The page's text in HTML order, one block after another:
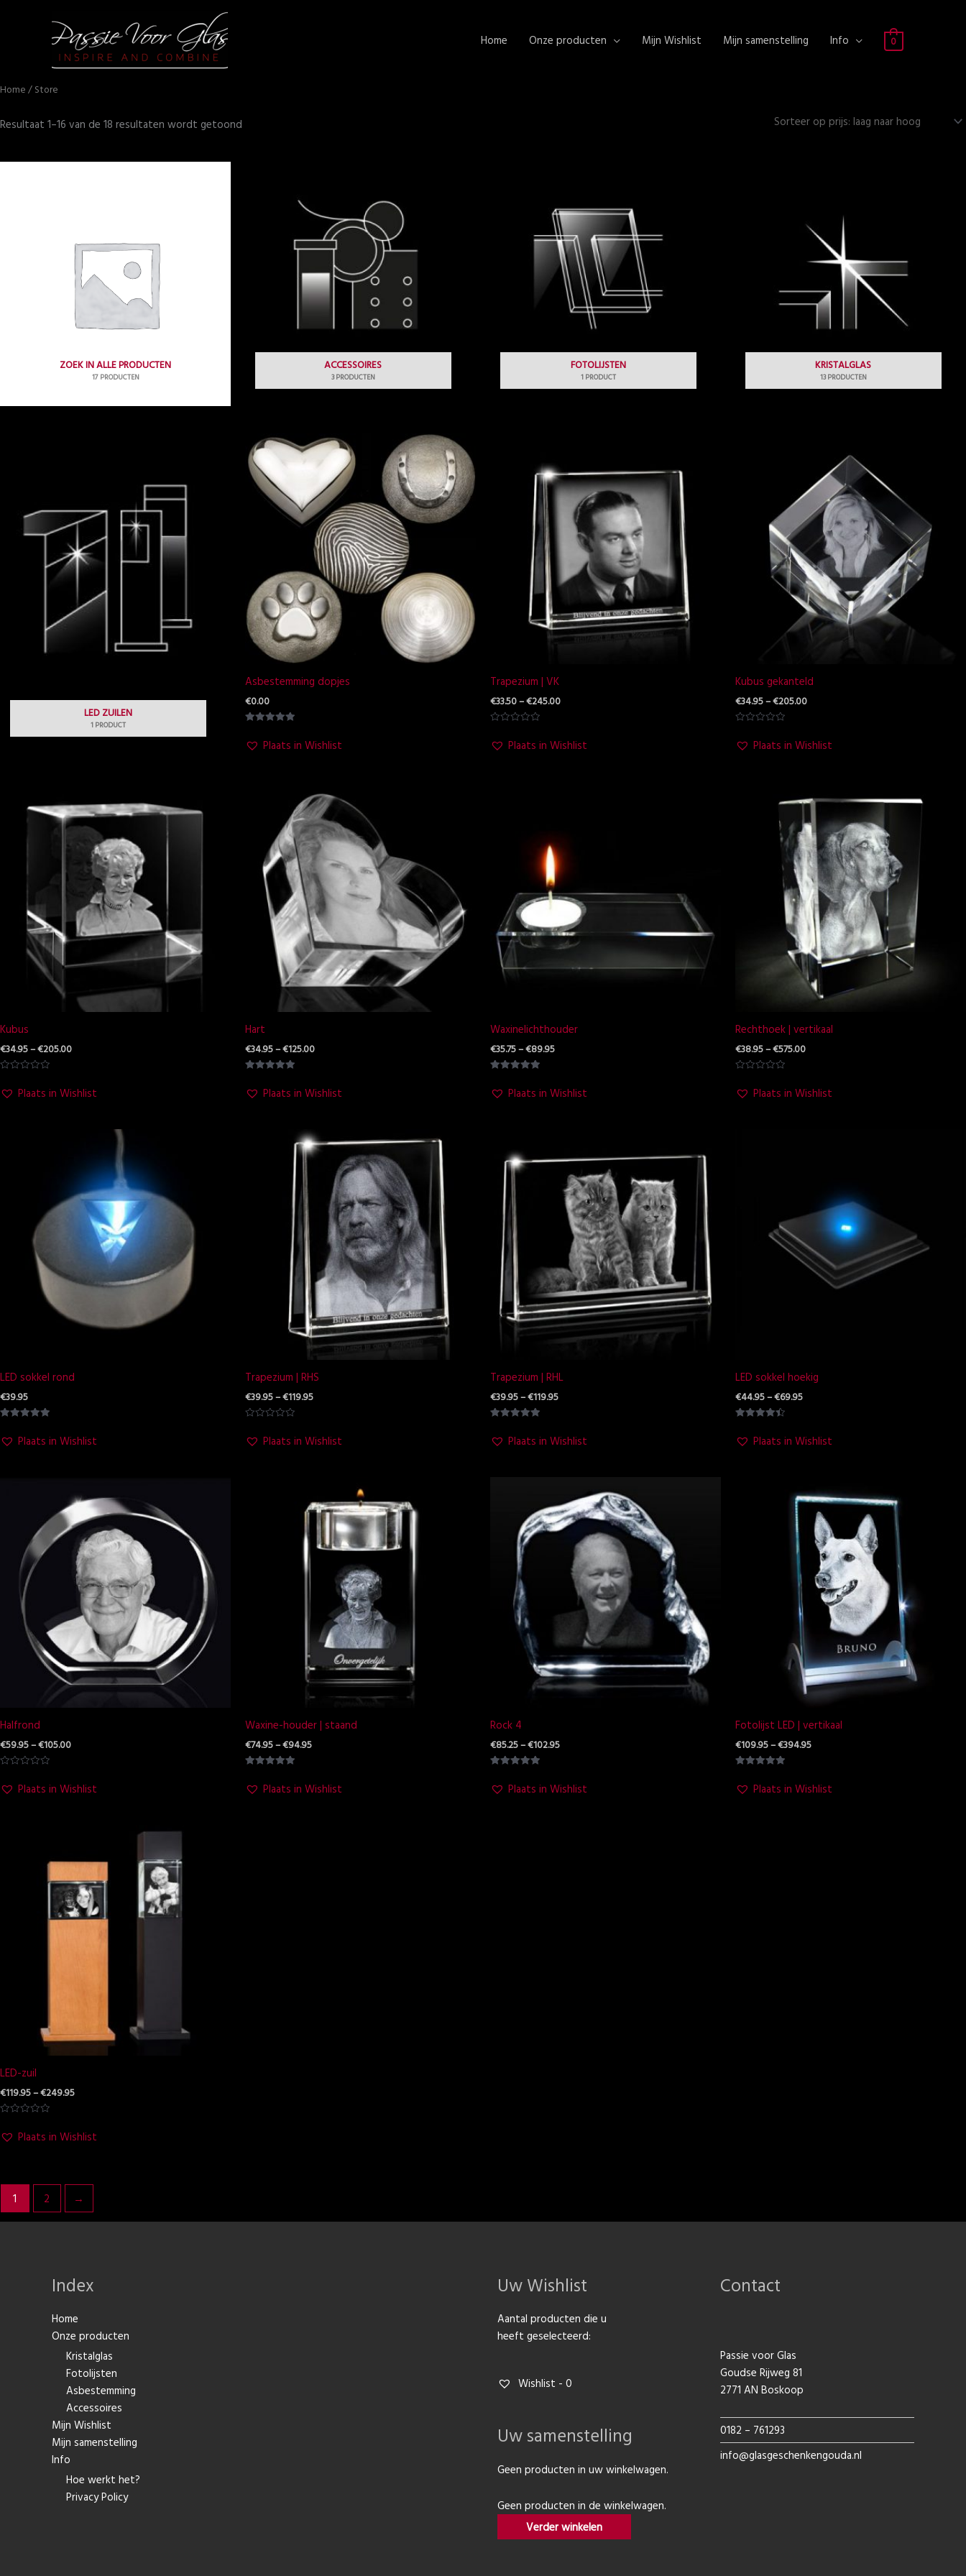
Home Onze producten Mijn Wishlist Mijn samenstelling Info 0
Home/ Store
Resultaat 1–16 van de 18 resultaten wordt getoond
ZOEK IN ALLE PRODUCTEN
17 PRODUCTEN
ACCESSOIRES
3 PRODUCTEN
FOTOLIJSTEN
1 PRODUCT
KRISTALGLAS
13 PRODUCTEN
LED ZUILEN
1 PRODUCT
Asbestemming dopjes
€0.00
uit 5 Plaats in Wishlist
Trapezium | VK
€33.50–€245.00
€245.00
uit
Plaats in Wishlist
Kubus gekanteld
€34.95–€205.00
€205.00
uit
Plaats in Wishlist
Kubus
€34.95–€205.00
tot
€205.00
uit
Plaats in Wishlist
Hart
€34.95–€125.00
€34.95
tot
€125.00
uit 5 Plaats in Wishlist
Waxinelichthouder
€35.75–€89.95
uit 5 Plaats in Wishlist
Rechthoek | vertikaal
€38.95–€575.00
€38.95
tot
€575.00
uit
Plaats in Wishlist
LED sokkel rond
€39.95
uit 5 Plaats in Wishlist
Trapezium | RHS
€39.95–€119.95
Prijsklasse:
€39.95
tot
€119.95
uit
Plaats in Wishlist
Trapezium | RHL
€39.95–€119.95
tot
uit 5 Plaats in Wishlist
LED sokkel hoekig
€44.95–€69.95
uit 5 Plaats in Wishlist
Halfrond
€59.95–€105.00
€59.95
tot
€105.00
uit
Plaats in Wishlist
Waxine-houder | staand
€74.95–€94.95
tot
€94.95
uit 5 Plaats in Wishlist
Rock 4
€85.25–€102.95
€85.25
tot
€102.95
uit 5 Plaats in Wishlist
Fotolijst LED | vertikaal
€109.95–€394.95
€109.95
tot
€394.95
uit 5 Plaats in Wishlist
LED-zuil
€119.95–€249.95
€249.95
uit
Plaats in Wishlist
1 2 →
Index
Home
Onze producten
Kristalglas
Fotolijsten
Asbestemming
Accessoires
Mijn Wishlist
Mijn samenstelling
Info
Hoe werkt het?
Privacy Policy
Uw Wishlist
Aantal producten die u
heeft geselecteerd:
Wishlist - 0
Uw samenstelling
Geen producten in uw winkelwagen.
Geen producten in de winkelwagen.
Verder winkelen
Contact
Passie voor Glas
Goudse Rijweg 81
2771 AN Boskoop
0182 – 761293
info@glasgeschenkengouda.nl